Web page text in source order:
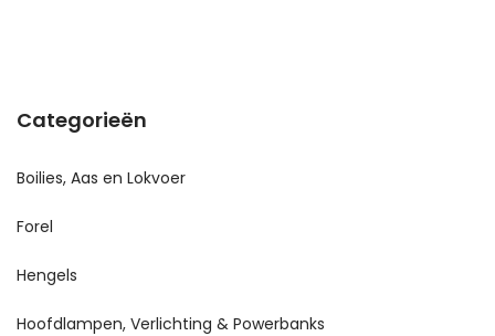
Categorieën
Boilies, Aas en Lokvoer
Forel
Hengels
Hoofdlampen, Verlichting & Powerbanks